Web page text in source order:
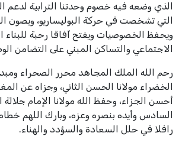
الذي وضعه فيه خصوم وحدتنا الترابية لدعم
التي تشخصت في حركة البوليساريو، ويصون
ويحفظ الخصوصيات ويفتح آفاقا رحبة للبناء
الاجتماعي والتساكن المبني على التضامن
رحم الله الملك المجاهد محرر الصحراء
الخضراء مولانا الحسن الثاني، وجزاه عن
أحسن الجزاء، وحفظ الله مولانا الإمام
السادس وأيده بنصره وعزه، وبارك اللهم
رافلا في حلل السعادة والسؤدد والهناء.